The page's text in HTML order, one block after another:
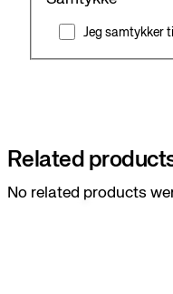
Jeg samtykker til
Related
No related products